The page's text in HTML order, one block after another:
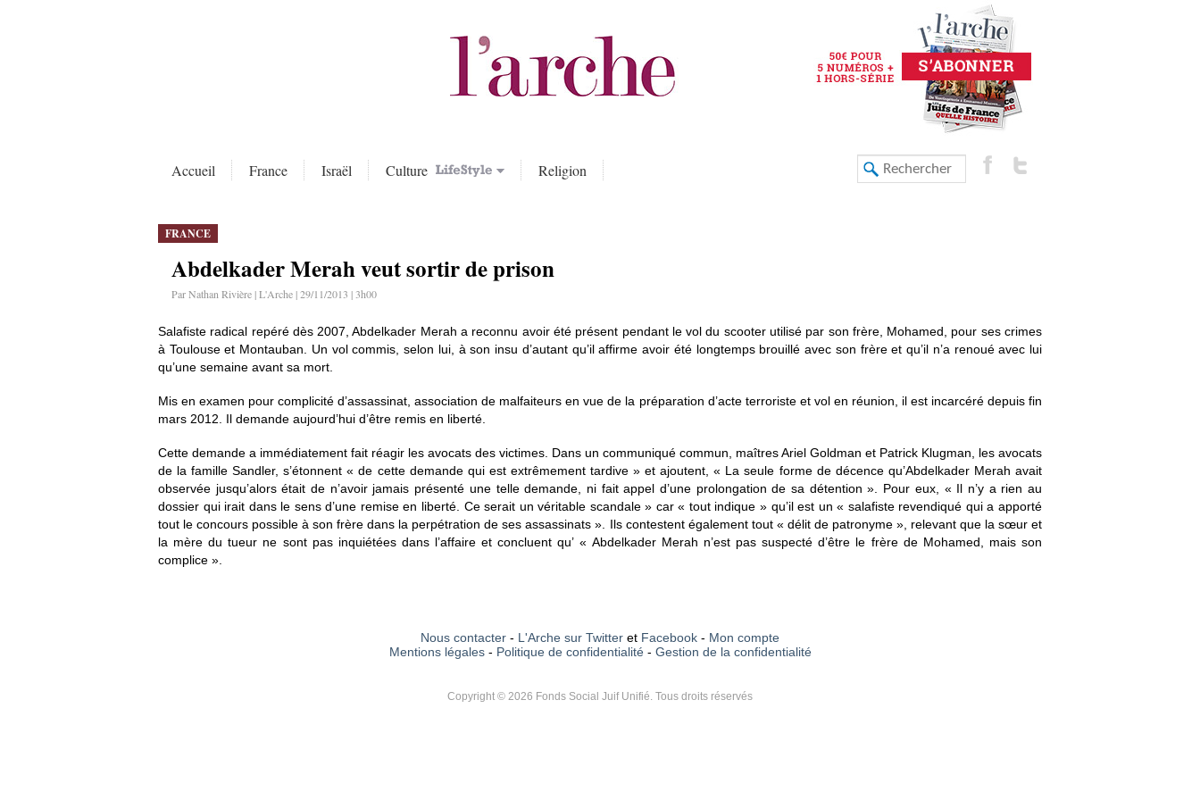
Accueil France Israël Culture Religion
FRANCE
Abdelkader Merah veut sortir de prison
Par Nathan Rivière | L'Arche | 29/11/2013 | 3h00
Salafiste radical repéré dès 2007, Abdelkader Merah a reconnu avoir été présent pendant le vol du scooter utilisé par son frère, Mohamed, pour ses crimes
à Toulouse et Montauban. Un vol commis, selon lui, à son insu d’autant qu’il affirme avoir été longtemps brouillé avec son frère et qu’il n’a renoué avec lui
qu’une semaine avant sa mort.
Mis en examen pour complicité d’assassinat, association de malfaiteurs en vue de la préparation d’acte terroriste et vol en réunion, il est incarcéré depuis fin
mars 2012. Il demande aujourd’hui d’être remis en liberté.
Cette demande a immédiatement fait réagir les avocats des victimes. Dans un communiqué commun, maîtres Ariel Goldman et Patrick Klugman, les avocats
de la famille Sandler, s’étonnent « de cette demande qui est extrêmement tardive » et ajoutent, « La seule forme de décence qu’Abdelkader Merah avait
observée jusqu’alors était de n’avoir jamais présenté une telle demande, ni fait appel d’une prolongation de sa détention ». Pour eux, « Il n’y a rien au
dossier qui irait dans le sens d’une remise en liberté. Ce serait un véritable scandale » car « tout indique » qu’il est un « salafiste revendiqué qui a apporté
tout le concours possible à son frère dans la perpétration de ses assassinats ». Ils contestent également tout « délit de patronyme », relevant que la sœur et
la mère du tueur ne sont pas inquiétées dans l’affaire et concluent qu’ « Abdelkader Merah n’est pas suspecté d’être le frère de Mohamed, mais son
complice ».
Nous contacter - L'Arche sur Twitter et Facebook - Mon compte
Mentions légales- Politique de confidentialité- Gestion de la confidentialité
Copyright © 2026 Fonds Social Juif Unifié. Tous droits réservés